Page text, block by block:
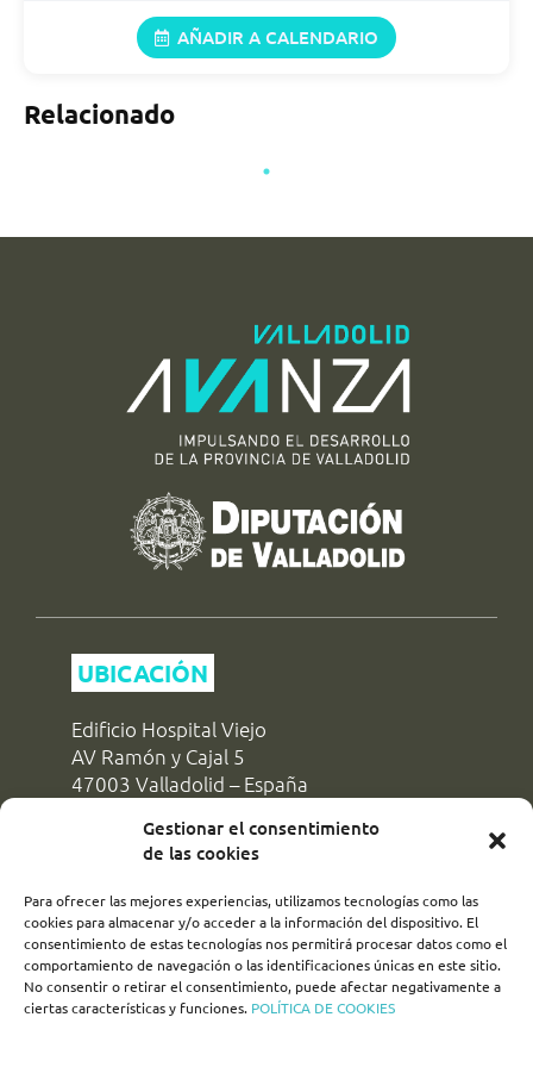
Gestionar el consentimiento
de las cookies
Para ofrecer las mejores experiencias, utilizamos tecnologías como las
cookies para almacenar y/o acceder a la información del dispositivo. El
consentimiento de estas tecnologías nos permitirá procesar datos como el
comportamiento de navegación o las identificaciones únicas en este sitio.
No consentir o retirar el consentimiento, puede afectar negativamente a
ciertas características y funciones. POLÍTICA DE COOKIES
10:45 h (10:45)
11:45 h (11:45)
12:15 h (12:15)
10:45 h (10:45)
11:45 h (11:45)
12:15 h (12:15)
20/08/2026
10:45 h (10:45)
11:45 h (11:45)
12:15 h (12:15)
21/08/2026
10:45 h (10:45)
12:15 h (12:15)
16:15 h (16:15)
22/08/2026
10:45 h (10:45)
16:15 h (16:15)
23/08/2026
10:45 h (10:45)
AÑADIR A CALENDARIO
Relacionado
UBICACIÓN
Edificio Hospital Viejo
AV Ramón y Cajal 5
47003 Valladolid – España
+34 983 427 174
SÍGUENOS!
turismovalladolid